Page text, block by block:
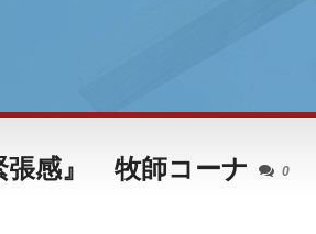
0
張感』 牧師コーナ